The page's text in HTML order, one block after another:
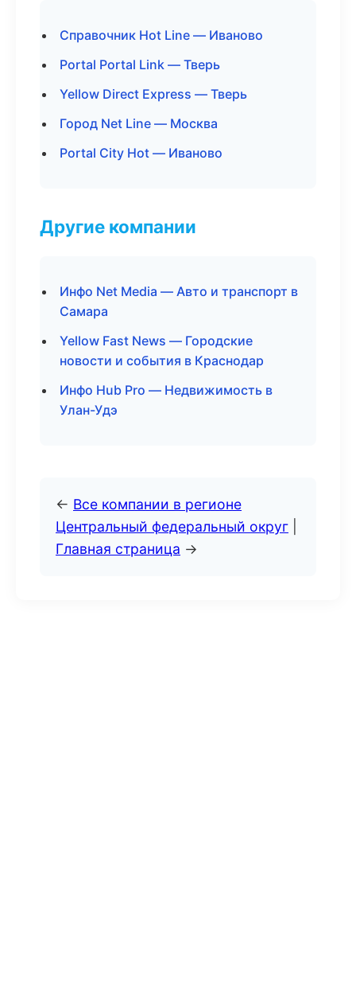
Справочник Hot Line — Иваново
Portal Portal Link — Тверь
Yellow Direct Express — Тверь
Город Net Line — Москва
Portal City Hot — Иваново
Другие компании
Инфо Net Media — Авто и транспорт в
Самара
Yellow Fast News — Городские
новости и события в Краснодар
Инфо Hub Pro — Недвижимость в
Улан-Удэ
← Все компании в регионе
Центральный федеральный округ
Главная страница →